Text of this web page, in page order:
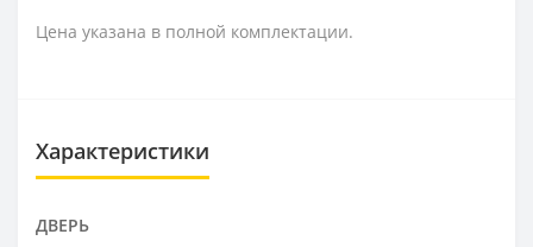
Цена указана в полной комплектации.
Характеристики
ДВЕРЬ